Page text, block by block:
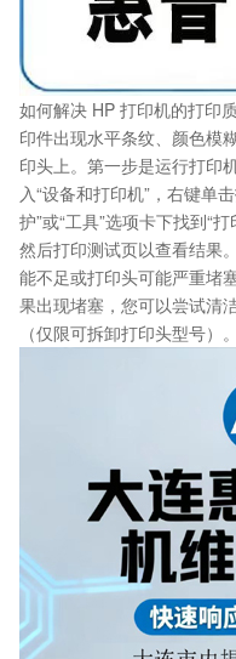
如何解决 HP 打印机的打印
印件出现水平条纹、颜色模
印头上。第一步是运行打印
入“设备和打印机”，右键单
护”或“工具”选项卡下找到“
然后打印测试页以查看结果
能不足或打印头可能严重堵
果出现堵塞，您可以尝试清
（仅限可拆卸打印头型号）。